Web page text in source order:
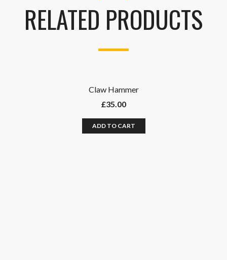
RELATED PRODUCTS
Claw Hammer
£35.00
ADD TO CART